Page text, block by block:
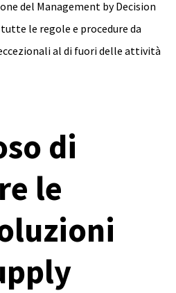
del Management by Decision
le regole e procedure da
al di fuori delle attività
di
le